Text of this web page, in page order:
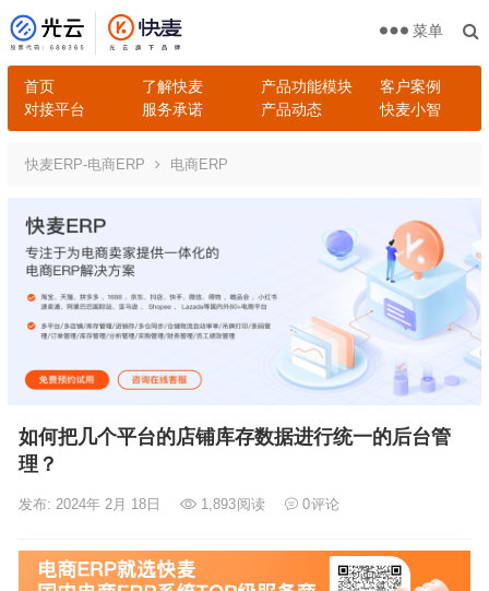
首页 了解快麦 产品功能模块
客户案例
对接平台
服务承诺 产品动态 快麦小智
菜单
快麦ERP-电商ERP 电商ERP
如何把几个平台的店铺库存数据进行统一的后台管
理？
发布: 2024年 2月 18日 1,893阅读 0评论